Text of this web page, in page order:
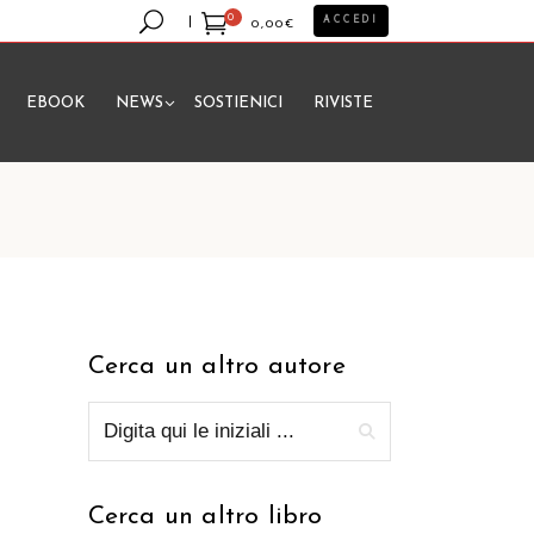
0
0,00€
prodotto nel carrello.
ACCEDI
EBOOK NEWS SOSTIENICI RIVISTE
Cerca un altro autore
Cerca un altro libro